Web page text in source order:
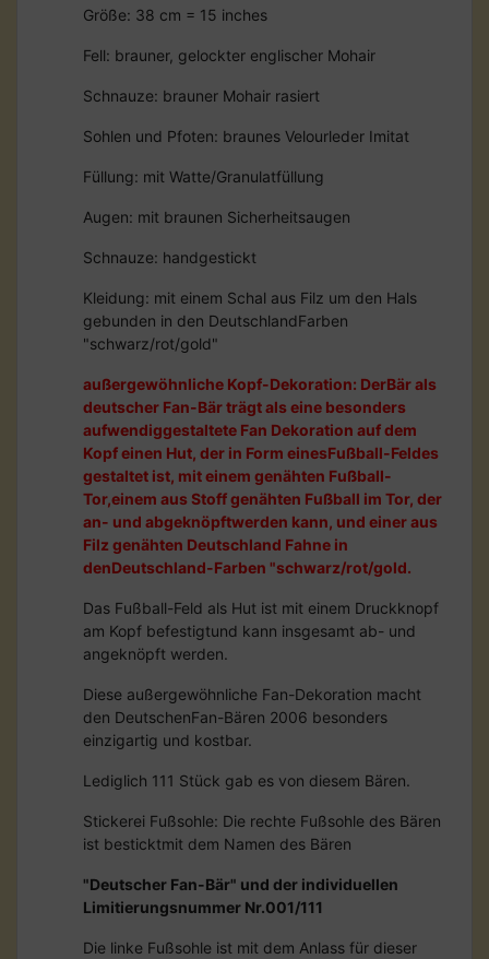
Größe: 38 cm = 15 inches
Fell: brauner, gelockter englischer Mohair
Schnauze: brauner Mohair rasiert
Sohlen und Pfoten: braunes Velourleder Imitat
Füllung: mit Watte/Granulatfüllung
Augen: mit braunen Sicherheitsaugen
Schnauze: handgestickt
Kleidung: mit einem Schal aus Filz um den Hals
gebunden in den DeutschlandFarben
"schwarz/rot/gold"
außergewöhnliche Kopf-Dekoration: DerBär als
deutscher Fan-Bär trägt als eine besonders
aufwendiggestaltete Fan Dekoration auf dem
Kopf einen Hut, der in Form einesFußball-Feldes
gestaltet ist, mit einem genähten Fußball-
Tor,einem aus Stoff genähten Fußball im Tor, der
an- und abgeknöpftwerden kann, und einer aus
Filz genähten Deutschland Fahne in
denDeutschland-Farben "schwarz/rot/gold.
Das Fußball-Feld als Hut ist mit einem Druckknopf
am Kopf befestigtund kann insgesamt ab- und
angeknöpft werden.
Diese außergewöhnliche Fan-Dekoration macht
den DeutschenFan-Bären 2006 besonders
einzigartig und kostbar.
Lediglich 111 Stück gab es von diesem Bären.
Stickerei Fußsohle: Die rechte Fußsohle des Bären
ist besticktmit dem Namen des Bären
"Deutscher Fan-Bär" und der individuellen
Limitierungsnummer Nr.001/111
Die linke Fußsohle ist mit dem Anlass für dieser